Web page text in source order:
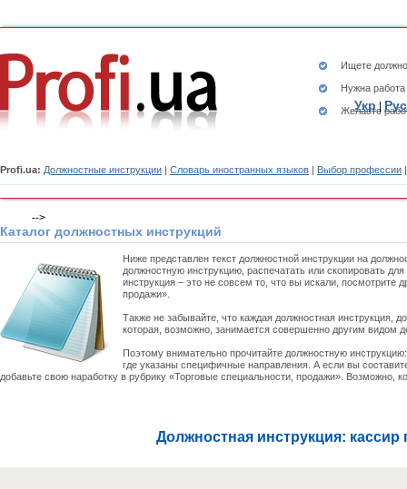
Ищете
Нужна
Желаете
Profi.ua: Должностные инструкции | Словарь иностранных языков | Выбор профессии
Укр| Рус
-->
Каталог должностных инструкций
Ниже представлен текст должностной инструкции на
должностную инструкцию, распечатать или скопировать
инструкция – это не совсем то, что вы искали, посмотрите
продажи».
Также не забывайте, что каждая должностная инструкция,
которая, возможно, занимается совершенно другим видом
Поэтому внимательно прочитайте должностную
где указаны специфичные направления. А если вы
добавьте свою наработку в рубрику «Торговые специальности, продажи». Возможно,
Должностная инструкция: кассир